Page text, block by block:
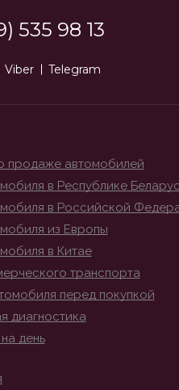
535 98 13
Viber Telegram
продаже автомобилей
в Республике
в Российской
из Европы
в Китае
транспорта
перед покупкой
диагностика
день